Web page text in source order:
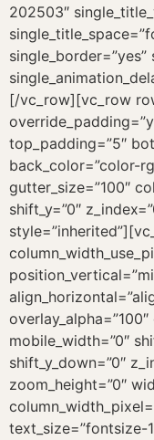
202503″
[/vc_row][vc_row
top_padding=”5″
back_color=”color-
gutter_size=”100″
shift_y=”0″
mobile_width=”0″
shift_y_down=”0″
zoom_height=”0″
text_size=”fontsize-